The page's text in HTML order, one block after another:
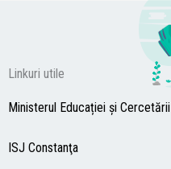
Linkuri utile
Ministerul Educației și Cercetării
ISJ Constanţa